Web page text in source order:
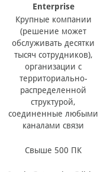
Enterprise
Крупные компании
(решение может
обслуживать десятки
тысяч сотрудников),
организации с
территориально-
распределенной
структурой,
соединенные любыми
каналами связи
Свыше 500 ПК